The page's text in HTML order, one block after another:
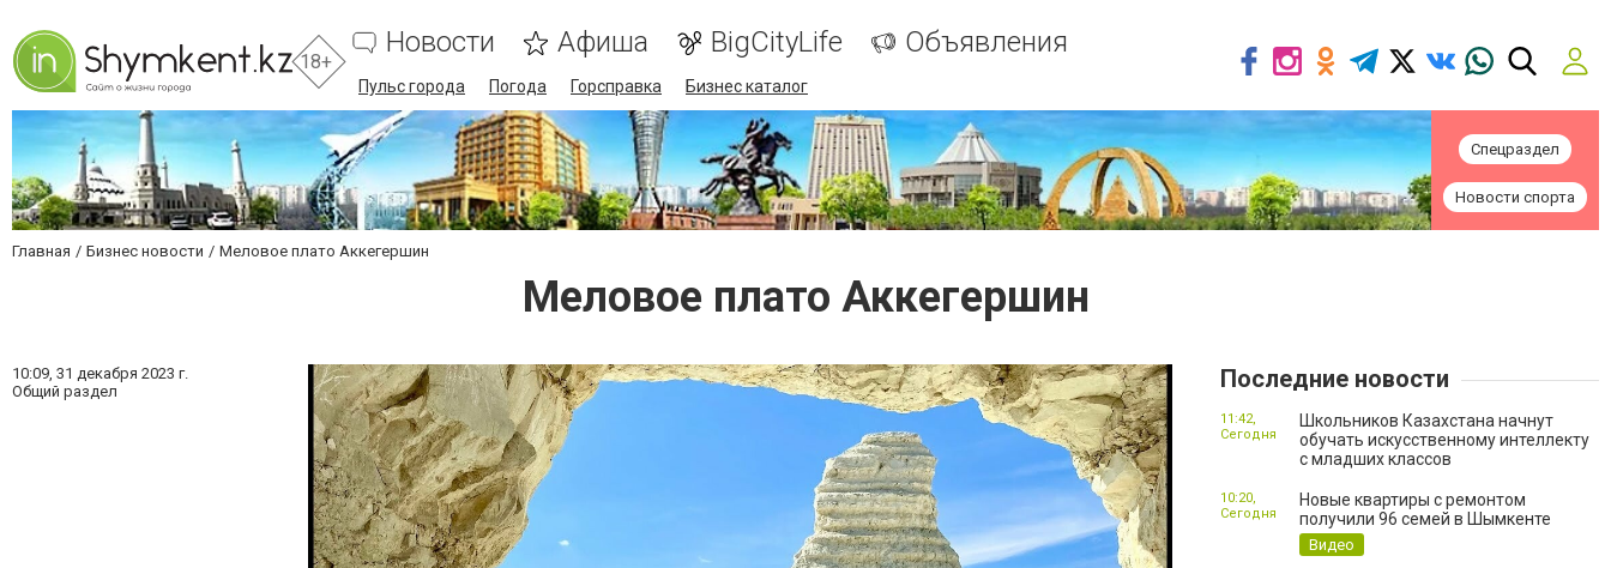
18+
Новости Афиша BigCityLife Объявления
Пульс города Погода Горсправка Бизнес каталог
Спецраздел
Новости спорта
Главная Бизнес новости Меловое плато Аккегершин
Меловое плато Аккегершин
10:09, 31 декабря 2023 г.
Общий раздел
Последние новости
Школьников Казахстана начнут
обучать искусственному интеллекту
с младших классов
11:42,
Сегодня
Новые квартиры с ремонтом
получили 96 семей в Шымкенте
Видео
10:20,
Сегодня